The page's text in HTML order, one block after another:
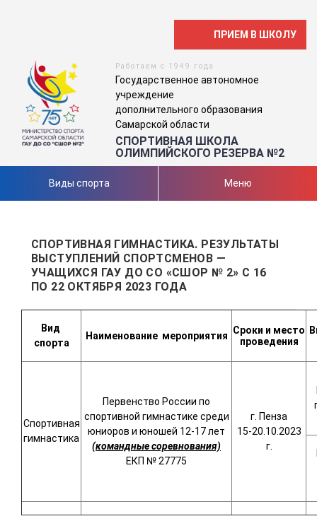
ПРИЕМ В ШКОЛУ
Работаем с 1949 года
Государственное автономное
учреждение
дополнительного образования
Самарской области
СПОРТИВНАЯ ШКОЛА
ОЛИМПИЙСКОГО РЕЗЕРВА №2
Виды спорта Меню
СПОРТИВНАЯ ГИМНАСТИКА. РЕЗУЛЬТАТЫ
ВЫСТУПЛЕНИЙ СПОРТСМЕНОВ —
УЧАЩИХСЯ ГАУ ДО СО «СШОР № 2» С 16
ПО 22 ОКТЯБРЯ 2023 ГОДА
Вид
спорта
Наименование мероприятия Сроки и место
проведения
Спортивная
гимнастика
Первенство России по
спортивной гимнастике среди
юниоров и юношей 12-17 лет
(командные соревнования)
ЕКП № 27775
г. Пенза
15-20.10.2023
г.